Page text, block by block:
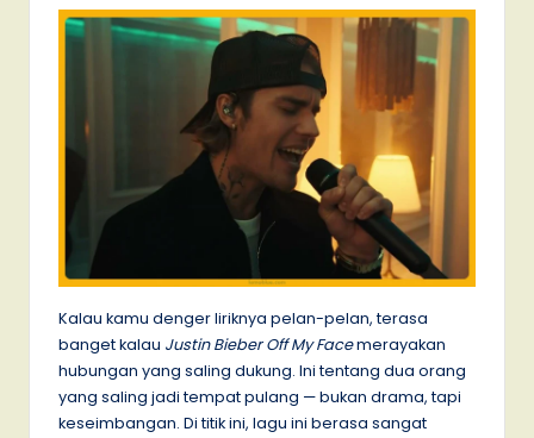
Kalau kamu denger liriknya pelan-pelan, terasa
banget kalau Justin Bieber Off My Facemerayakan
hubungan yang saling dukung. Ini tentang dua orang
yang saling jadi tempat pulang — bukan drama, tapi
keseimbangan. Di titik ini, lagu ini berasa sangat